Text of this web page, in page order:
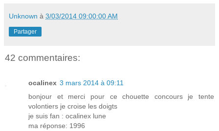
Unknown à 3/03/2014 09:00:00 AM
Partager
42 commentaires:
ocalinex 3 mars 2014 à 09:11
bonjour et merci pour ce chouette concours je tente
volontiers je croise les doigts
je suis fan : ocalinex lune
ma réponse: 1996